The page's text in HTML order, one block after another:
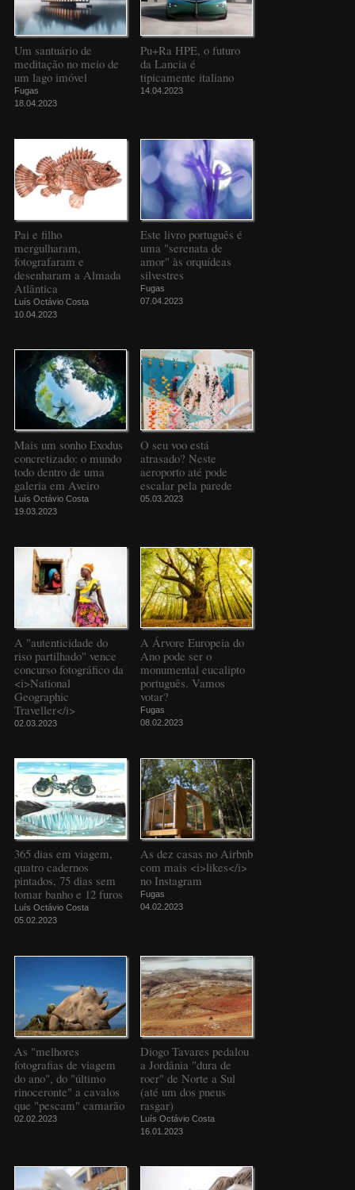
Um santuário de
meditação no meio de
um lago imóvel
Fugas
18.04.2023
Pu+Ra HPE, o futuro
da Lancia é
tipicamente italiano
14.04.2023
Pai e filho
mergulharam,
fotografaram e
desenharam a Almada
Atlântica
Luís Octávio Costa
10.04.2023
Este livro português é
uma "serenata de
amor" às orquídeas
silvestres
Fugas
07.04.2023
Mais um sonho Exodus
concretizado: o mundo
todo dentro de uma
galeria em Aveiro
Luís Octávio Costa
19.03.2023
O seu voo está
atrasado? Neste
aeroporto até pode
escalar pela parede
05.03.2023
A "autenticidade do
riso partilhado" vence
concurso fotográfico da
<i>National
Geographic
Traveller</i>
02.03.2023
A Árvore Europeia do
Ano pode ser o
monumental eucalipto
português. Vamos
votar?
Fugas
08.02.2023
365 dias em viagem,
quatro cadernos
pintados, 75 dias sem
tomar banho e 12 furos
Luís Octávio Costa
05.02.2023
As dez casas no Airbnb
com mais <i>likes</i>
no Instagram
Fugas
04.02.2023
As "melhores
fotografias de viagem
do ano", do "último
rinoceronte" a cavalos
que "pescam" camarão
02.02.2023
Diogo Tavares pedalou
a Jordânia "dura de
roer" de Norte a Sul
(até um dos pneus
rasgar)
Luís Octávio Costa
16.01.2023